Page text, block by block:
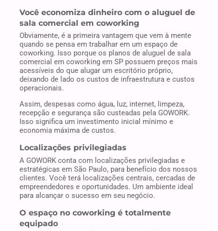
Você economiza dinheiro com o aluguel de
sala comercial em coworking
Obviamente, é a primeira vantagem que vem à mente
quando se pensa em trabalhar em um espaço de
coworking. Isso porque os planos de aluguel de sala
comercial em coworking em SP possuem preços mais
acessíveis do que alugar um escritório próprio,
deixando de lado os custos de infraestrutura e custos
operacionais.
Assim, despesas como água, luz, internet, limpeza,
recepção e segurança são custeadas pela GOWORK.
Isso significa um investimento inicial mínimo e
economia máxima de custos.
Localizações privilegiadas
A GOWORK conta com localizações privilegiadas e
estratégicas em São Paulo, para benefício dos nossos
clientes. Você terá localizações centrais, cercadas de
empreendedores e oportunidades. Um ambiente ideal
para alcançar o sucesso em seu negócio.
O espaço no coworking é totalmente
equipado